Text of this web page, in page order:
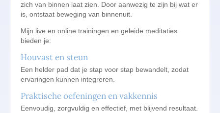
zich van binnen laat zien. Door aanwezig te zijn bij wat er
is, ontstaat beweging van binnenuit.
Mijn live en online trainingen en geleide meditaties
bieden je:
Houvast en steun
Een helder pad dat je stap voor stap bewandelt, zodat
ervaringen kunnen integreren.
Praktische oefeningen en vakkennis
Eenvoudig, zorgvuldig en effectief, met blijvend resultaat.